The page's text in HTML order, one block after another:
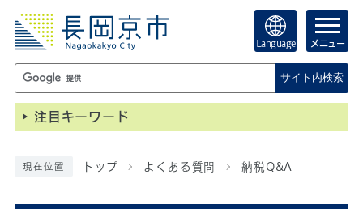
Language メニュー
サイト内検索
注目キーワード
現在位置 トップ よくある質問 納税Q&A